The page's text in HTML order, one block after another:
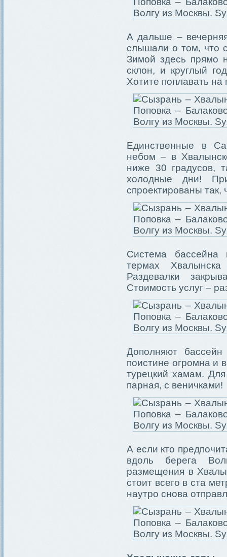
А дальше –
слышали о том, что
Зимой здесь прямо
склон, и круглый
Хотите поплавать
Единственные в
небом – в
ниже 30 градусов,
холодные дни!
спроектированы так,
Система бассейна
термах
Раздевалки
Стоимость услуг –
Дополняют
поистине огромна и
турецкий хамам.
парная, с веничками!
А если кто
вдоль берега
размещения в
стоит всего в ста
наутро снова